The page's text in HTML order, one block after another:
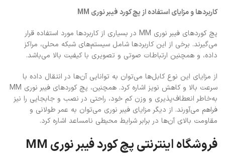
کاربردها و مزایای استفاده از پچ کورد فیبر نوری MM
پچ کوردهای فیبر نوری MM در بسیاری از کاربردها مورد استفاده قرار
می‌گیرند. برخی از این کاربردها شامل سیستم‌های شبکه محلی، مراکز
داده، و همچنین ارتباطات صوتی و تصویری با کیفیت بالا می‌باشد.
از مزایای این نوع کابل‌ها می‌توان به توانایی آن‌ها در انتقال داده با
سرعت بالا و کاهش نویز اشاره کرد. همچنین، پچ کوردهای فیبر نوری MM
به‌خاطر انعطاف‌پذیری و وزن کم خود، راحتی در نصب و جابجایی را نیز
فراهم می‌آورند. از دیگر مزایای فیبر نوری می‌توان به عمر طولانی و
مقاومت بالای آن‌ها در برابر شرایط محیطی نامساعد اشاره کرد.
فروشگاه اینترنتی پچ کورد فیبر نوری MM